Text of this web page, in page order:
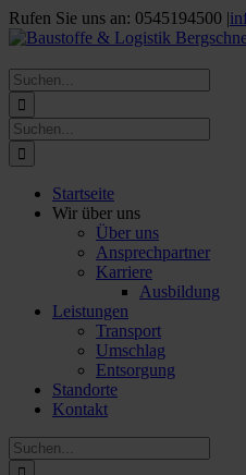
Zum
Inhalt
Rufen Sie uns an: 0545194500 |
Suche
nach:
Suche
nach:
Startseite
Wir über uns
Über uns
Ansprechpartner
Karriere
Ausbildung
Leistungen
Transport
Umschlag
Entsorgung
Standorte
Kontakt
Suche
nach: